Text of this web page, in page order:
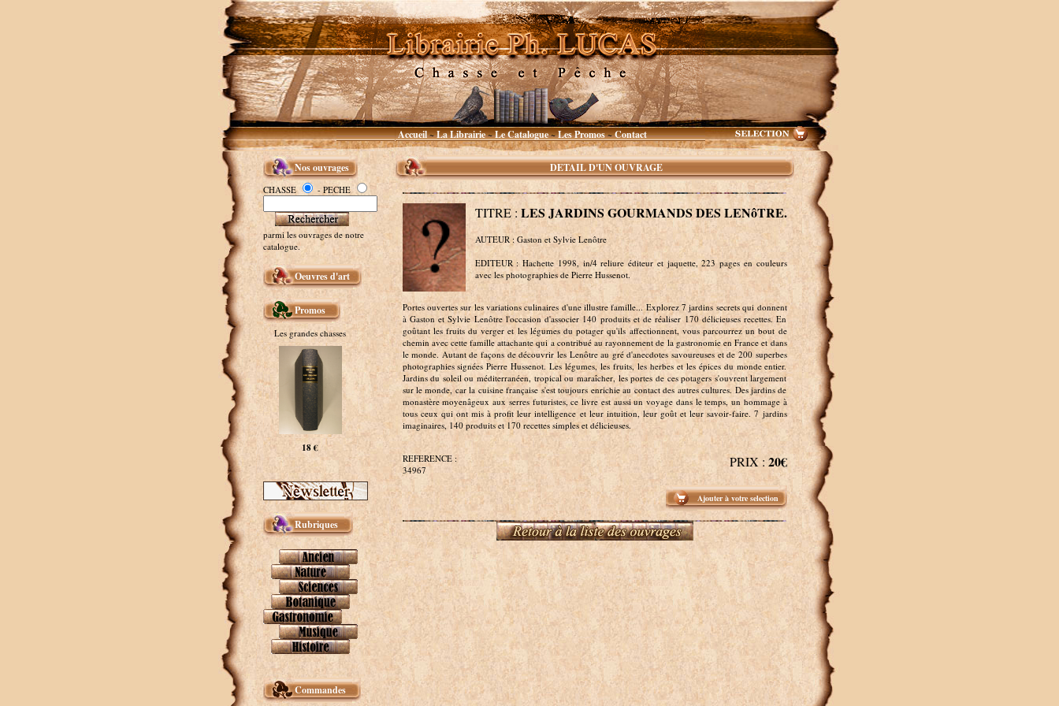
Accueil~La Librairie~Le Catalogue~Les Promos~Contact
Nos ouvrages
CHASSE - PECHE
parmi les ouvrages de notre
catalogue.
Oeuvres d'art
Promos
Les grandes chasses
18 €
Rubriques
Commandes
DETAIL D'UN OUVRAGE
TITRE : LES JARDINS GOURMANDS DES LENôTRE.
AUTEUR : Gaston et Sylvie Lenôtre
EDITEUR : Hachette 1998, in/4 reliure éditeur et jaquette, 223 pages en couleurs
avec les photographies de Pierre Hussenot.
Portes ouvertes sur les variations culinaires d'une illustre famille... Explorez 7 jardins secrets qui donnent
à Gaston et Sylvie Lenôtre l'occasion d'associer 140 produits et de réaliser 170 délicieuses recettes. En
goûtant les fruits du verger et les légumes du potager qu'ils affectionnent, vous parcourrez un bout de
chemin avec cette famille attachante qui a contribué au rayonnement de la gastronomie en France et dans
le monde. Autant de façons de découvrir les Lenôtre au gré d'anecdotes savoureuses et de 200 superbes
photographies signées Pierre Hussenot. Les légumes, les fruits, les herbes et les épices du monde entier.
Jardins du soleil ou méditerranéen, tropical ou maraîcher, les portes de ces potagers s'ouvrent largement
sur le monde, car la cuisine française s'est toujours enrichie au contact des autres cultures. Des jardins de
monastère moyenâgeux aux serres futuristes, ce livre est aussi un voyage dans le temps, un hommage à
tous ceux qui ont mis à profit leur intelligence et leur intuition, leur goût et leur savoir-faire. 7 jardins
imaginaires, 140 produits et 170 recettes simples et délicieuses.
REFERENCE :
34967
PRIX : 20€
Ajouter à votre selection